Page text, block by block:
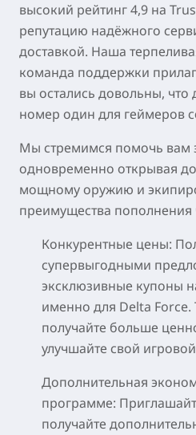
высокий рейтинг 4,9 на
репутацию надёжного
доставкой. Наша
команда поддержки
вы остались довольны,
номер один для геймеров
Мы стремимся помочь вам
одновременно открывая
мощному оружию и
преимущества пополнения
Конкурентные цены:
супервыгодными
эксклюзивные купоны
именно для Delta Force.
получайте больше
улучшайте свой
Дополнительная
программе:
получайте